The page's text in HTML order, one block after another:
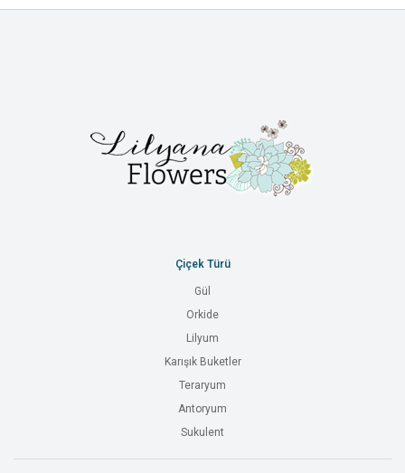
Çiçek Türü
Gül
Orkide
Lilyum
Karışık Buketler
Teraryum
Antoryum
Sukulent